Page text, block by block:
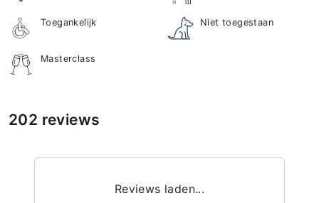
Toegankelijk Niet toegestaan
Masterclass
202 reviews
Reviews laden...